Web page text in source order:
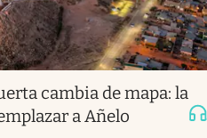
cambia de mapa: la
a Añelo